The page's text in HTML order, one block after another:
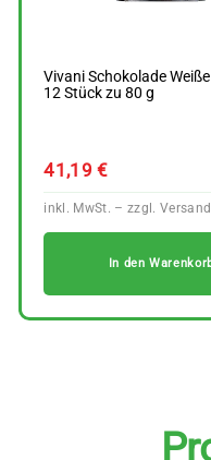
Vivani Schokolade
12 Stück zu 80 g
41,19€
In den